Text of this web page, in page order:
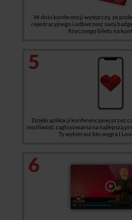
W dniu konferencji wystarczy, że
rejestracyjnego i odbierzesz swój
fizycznego biletu na
5
Dzięki aplikacji konferencyjnej przez
możliwość zagłosowania na najlepszą
Ty wybierasz kto wygra I
6